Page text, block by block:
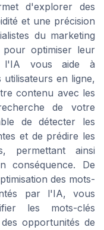
d'explorer des
et une précision
du marketing
pour optimiser leur
l'IA vous aide à
en ligne,
contenu avec les
de votre
de détecter les
et de prédire les
permettant ainsi
conséquence. De
des mots-
par l'IA, vous
les mots-clés
opportunités de